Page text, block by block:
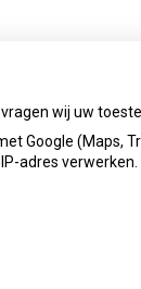
wij uw
Google (Maps,
adres verwerken.